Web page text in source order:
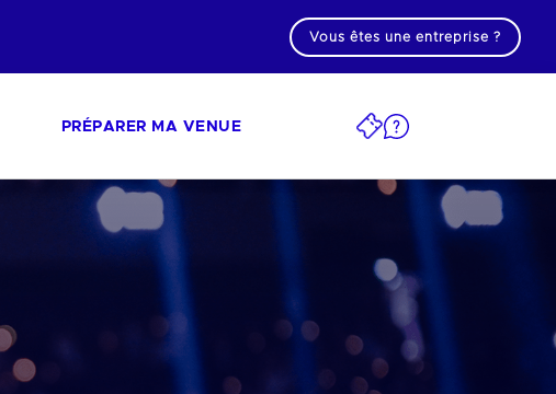
Vous êtes une entreprise ?
PRÉPARER MA VENUE